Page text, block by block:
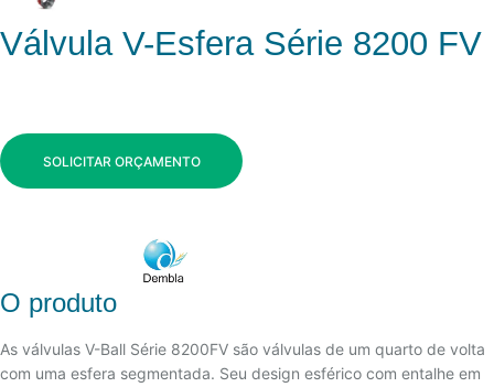
Válvula V-Esfera Série 8200 FV
SOLICITAR ORÇAMENTO
O produto
As válvulas V-Ball Série 8200FV são válvulas de um quarto de volta
com uma esfera segmentada. Seu design esférico com entalhe em